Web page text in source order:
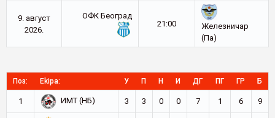
9. август
2026.
ОФК Београд
21:00
Железничар
(Па)
Поз: Ekipa: У П Н И ДГ ПГ ГР Б
1 ИМТ (НБ) 3 3 0 0 7 1 6 9